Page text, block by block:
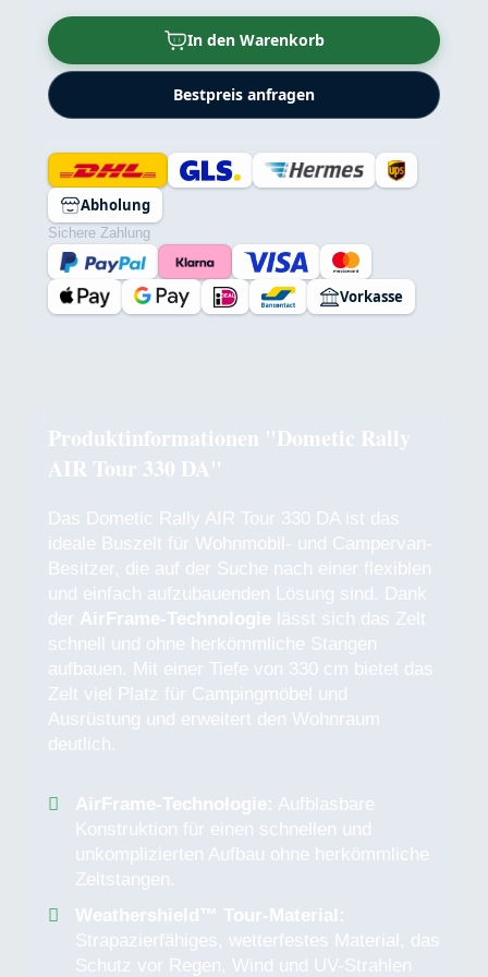
In den Warenkorb
Bestpreis anfragen
Abholung
Sichere Zahlung
Vorkasse
Produktinformationen "Dometic Rally
AIR Tour 330 DA"
Das Dometic Rally AIR Tour 330 DA ist das
ideale Buszelt für Wohnmobil- und Campervan-
Besitzer, die auf der Suche nach einer flexiblen
und einfach aufzubauenden Lösung sind. Dank
der AirFrame-Technologie lässt sich das Zelt
schnell und ohne herkömmliche Stangen
aufbauen. Mit einer Tiefe von 330 cm bietet das
Zelt viel Platz für Campingmöbel und
Ausrüstung und erweitert den Wohnraum
deutlich.
AirFrame-Technologie: Aufblasbare
Konstruktion für einen schnellen und
unkomplizierten Aufbau ohne herkömmliche
Zeltstangen.
Weathershield™ Tour-Material:
Strapazierfähiges, wetterfestes Material, das
Schutz vor Regen, Wind und UV-Strahlen